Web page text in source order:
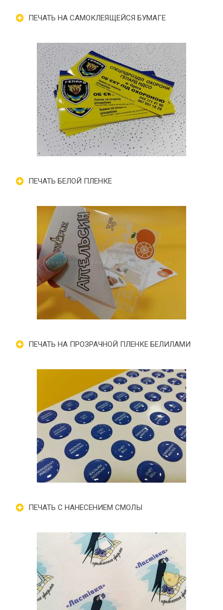
ПЕЧАТЬ НА САМОКЛЕЯЩЕЙСЯ БУМАГЕ
ПЕЧАТЬ БЕЛОЙ ПЛЕНКЕ
ПЕЧАТЬ НА ПРОЗРАЧНОЙ ПЛЕНКЕ БЕЛИЛАМИ
ПЕЧАТЬ С НАНЕСЕНИЕМ СМОЛЫ